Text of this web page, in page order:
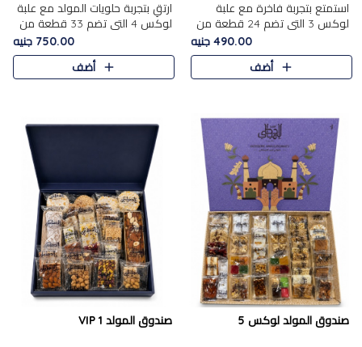
استمتع بتجربة فاخرة مع علبة
لوكس 3 التي تضم 24 قطعة من
أشهر حلويات المولد الشرقية
المختارة بعناية. تحتوي التشكيلة
على الجزرية بالفول، والملب..
490.00 جنيه
أضف
ارتقِ بتجربة حلويات المولد مع علبة
لوكس 4 التي تضم 33 قطعة من
تشكيلة فاخرة ومتنوعة من أشهر
الأصناف الشرقية. تحتوي العلبة على
الجزرية بالفول،..
750.00 جنيه
أضف
صندوق المولد لوكس 5 صندوق المولد VIP 1